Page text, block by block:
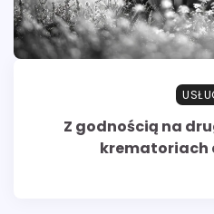
Z godnością na
krematoriach